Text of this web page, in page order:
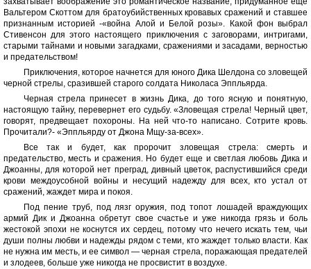
Вальтером Скоттом для братоубийственных кровавых сражений и ставшее
признанным историей -«война Алой и Белой розы». Какой фон выбрал
Стивенсон для этого настоящего приключения с заговорами, интригами,
старыми тайнами и новыми загадками, сражениями и засадами, верностью
и предательством!
Приключения, которое начнется для юного Дика Шелдона со зловещей
черной стрелы, сразившей старого солдата Николаса Эппльярда.
Черная стрела принесет в жизнь Дика, до того ясную и понятную,
настоящую тайну, перевернет его судьбу. «Зловещая стрела! Черный цвет,
говорят, предвещает похороны. На ней что-то написано. Сотрите кровь.
Прочитали?- «Эппльярду от Джона Мщу-за-всех».
Все так и будет, как пророчит зловещая стрела: смерть и
предательство, месть и сражения. Но будет еще и светлая любовь Дика и
Джоанны, для которой нет преград, дивный цветок, распустившийся среди
крови междоусобной войны и несущий надежду для всех, кто устал от
сражений, жаждет мира и покоя.
Под пение труб, под лязг оружия, под топот лошадей враждующих
армий Дик и Джоанна обретут свое счастье и уже никогда грязь и боль
жестокой эпохи не коснутся их сердец, потому что нечего искать тем, чьи
души полны любви и надежды рядом с теми, кто жаждет только власти. Как
не нужна им месть, и ее символ — черная стрела, поражающая предателей
и злодеев, больше уже никогда не просвистит в воздухе.